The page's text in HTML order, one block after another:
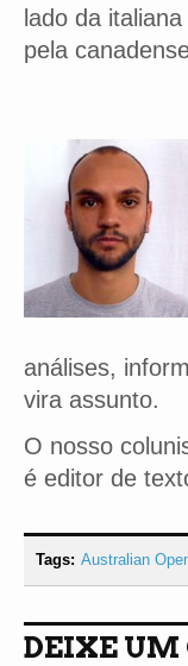
lado da
pela
análises,
vira assunto.
O nosso
é editor de
Tags: Australian
DEIXE